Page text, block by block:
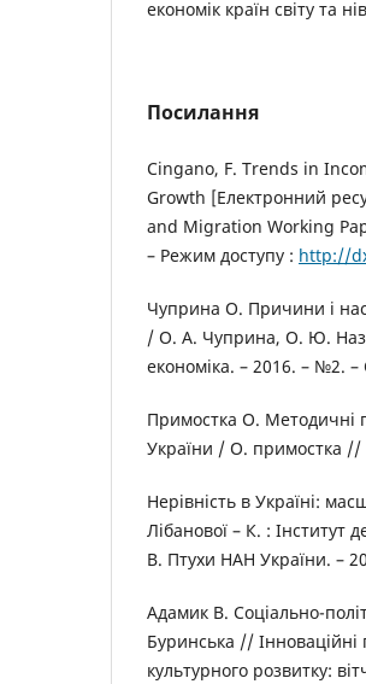
економік країн світу та
Посилання
Cingano, F. Trends in
Growth [Електронний
and Migration Working
– Режим доступу : http://
Чуприна О. Причини і
/ О. А. Чуприна, О. Ю.
економіка. – 2016. – №2. –
Примостка О. Методичні
України / О. примостка //
Нерівність в Україні:
Лібанової – К. : Інститут
В. Птухи НАН України. –
Адамик В. Соціально-
Буринська // Інноваційні
культурного розвитку: